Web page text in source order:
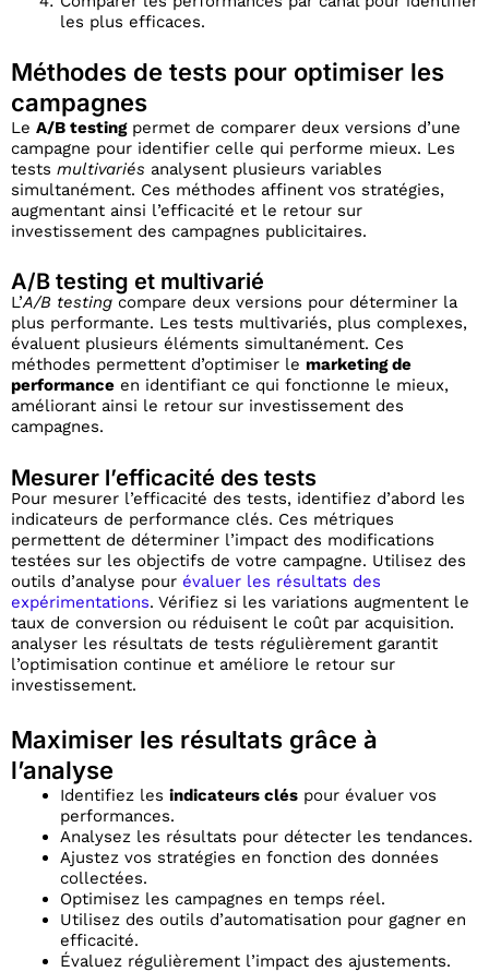
les plus efficaces.
Méthodes de tests pour optimiser les
campagnes
Le A/B testingpermet de comparer deux versions d’une
campagne pour identifier celle qui performe mieux. Les
tests multivariés analysent plusieurs variables
simultanément. Ces méthodes affinent vos stratégies,
augmentant ainsi l’efficacité et le retour sur
investissement des campagnes publicitaires.
A/B testing et multivarié
L’A/B testing compare deux versions pour déterminer la
plus performante. Les tests multivariés, plus complexes,
évaluent plusieurs éléments simultanément. Ces
méthodes permettent d’optimiser le marketing de
performance en identifiant ce qui fonctionne le mieux,
améliorant ainsi le retour sur investissement des
campagnes.
Mesurer l’efficacité des tests
Pour mesurer l’efficacité des tests, identifiez d’abord les
indicateurs de performance clés. Ces métriques
permettent de déterminer l’impact des modifications
testées sur les objectifs de votre campagne. Utilisez des
outils d’analyse pour évaluer les résultats des
expérimentations. Vérifiez si les variations augmentent le
taux de conversion ou réduisent le coût par acquisition.
analyser les résultats de tests régulièrement garantit
l’optimisation continue et améliore le retour sur
investissement.
Maximiser les résultats grâce à
l’analyse
Identifiez les indicateurs clés pour évaluer vos
performances.
Analysez les résultats pour détecter les tendances.
Ajustez vos stratégies en fonction des données
collectées.
Optimisez les campagnes en temps réel.
Utilisez des outils d’automatisation pour gagner en
efficacité.
Évaluez régulièrement l’impact des ajustements.